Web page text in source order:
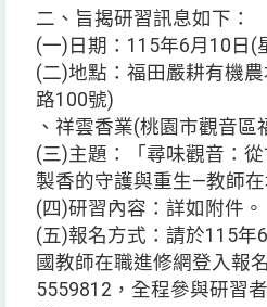
二、旨揭研習訊息如下：
(一)日期：115年6月10日(
(二)地點：福田嚴耕有機
路100號)
、祥雲香業(桃園市觀音區
(三)主題：「尋味觀音：
製香的守護與重生—教師在
(四)研習內容：詳如附件。
(五)報名方式：請於115年
國教師在職進修網登入報
5559812，全程參與研習